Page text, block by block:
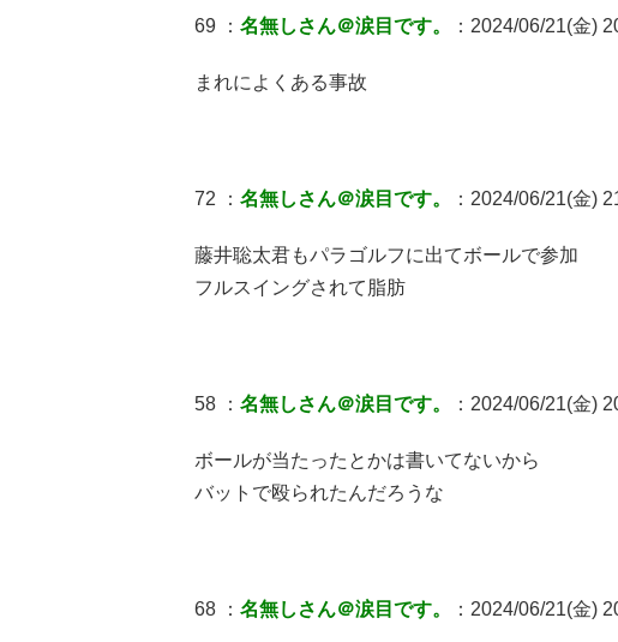
69 ： 名無しさん＠涙目です。 ：2024/06/21(金)
まれによくある事故
72 ： 名無しさん＠涙目です。 ：2024/06/21(金)
藤井聡太君もパラゴルフに出てボールで参加
フルスイングされて脂肪
58 ： 名無しさん＠涙目です。 ：2024/06/21(金)
ボールが当たったとかは書いてないから
バットで殴られたんだろうな
68 ： 名無しさん＠涙目です。 ：2024/06/21(金)